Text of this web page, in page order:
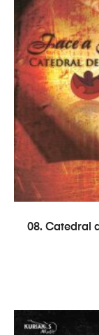
08. Catedral